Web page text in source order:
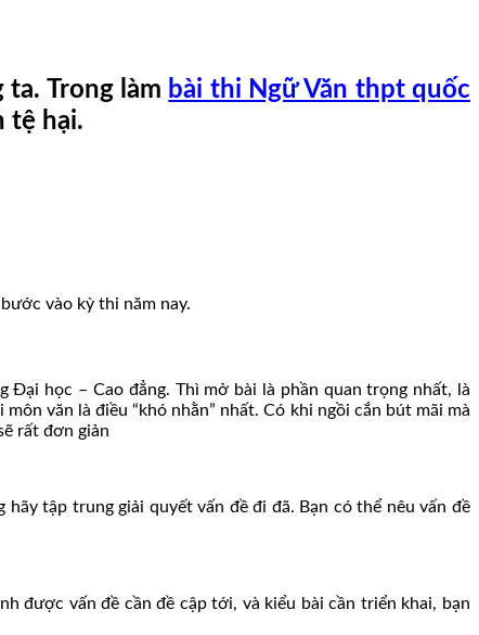
Trong làm bài thi Ngữ Văn thpt quốc
tệ hại.
vào kỳ thi năm nay.
Đại học – Cao đẳng. Thì mở bài là phần quan trọng nhất, là
văn là điều “khó nhằn” nhất. Có khi ngồi cắn bút mãi mà
rất đơn giản
tập trung giải quyết vấn đề đi đã. Bạn có thể nêu vấn đề
được vấn đề cần đề cập tới, và kiểu bài cần triển khai, bạn